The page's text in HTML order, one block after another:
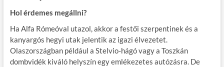
Hol érdemes megállni?
Ha Alfa Rómeóval utazol, akkor a festői szerpentinek és a
kanyargós hegyi utak jelentik az igazi élvezetet.
Olaszországban például a Stelvio-hágó vagy a Toszkán
dombvidék kiváló helyszín egy emlékezetes autózásra. De